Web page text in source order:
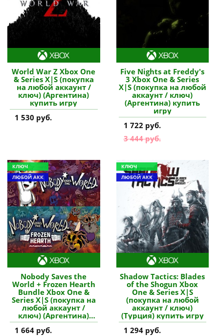
World War Z Xbox One
& Series X|S (покупка
на любой аккаунт /
ключ) (Аргентина)
купить игру
1 530 руб.
Five Nights at Freddy's
3 Xbox One & Series
X|S (покупка на любой
аккаунт / ключ)
(Аргентина) купить
игру
1 722 руб.
3 444 руб.
КЛЮЧ
ЛЮБОЙ АКК
Nobody Saves the
World + Frozen Hearth
Bundle Xbox One &
Series X|S (покупка на
любой аккаунт /
ключ) (Аргентина)
купить игру
1 664 руб.
КЛЮЧ
ЛЮБОЙ АКК
Shadow Tactics: Blades
of the Shogun Xbox
One & Series X|S
(покупка на любой
аккаунт / ключ)
(Турция) купить игру
1 294 руб.